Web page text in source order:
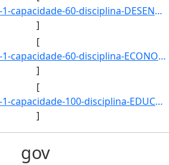
6: ano-2019-periodo-1-capacidade-60-disciplina-DESENVOLVIMENTO_RURAL_SUSTENTAVEL_E_AGRICULTURA_FAMILIAR]
]
[
7: ano-2019-periodo-1-capacidade-60-disciplina-ECONOMIA_POLITICA-campus-CAMPUS_BACABAL-nivel-G-dt_inici]
]
[
8: ano-2019-periodo-1-capacidade-100-disciplina-EDUCACAO_EM_DIREITOS_HUMANOS_E_ETICA-campus-CAMPUS_BACA]
]
gov